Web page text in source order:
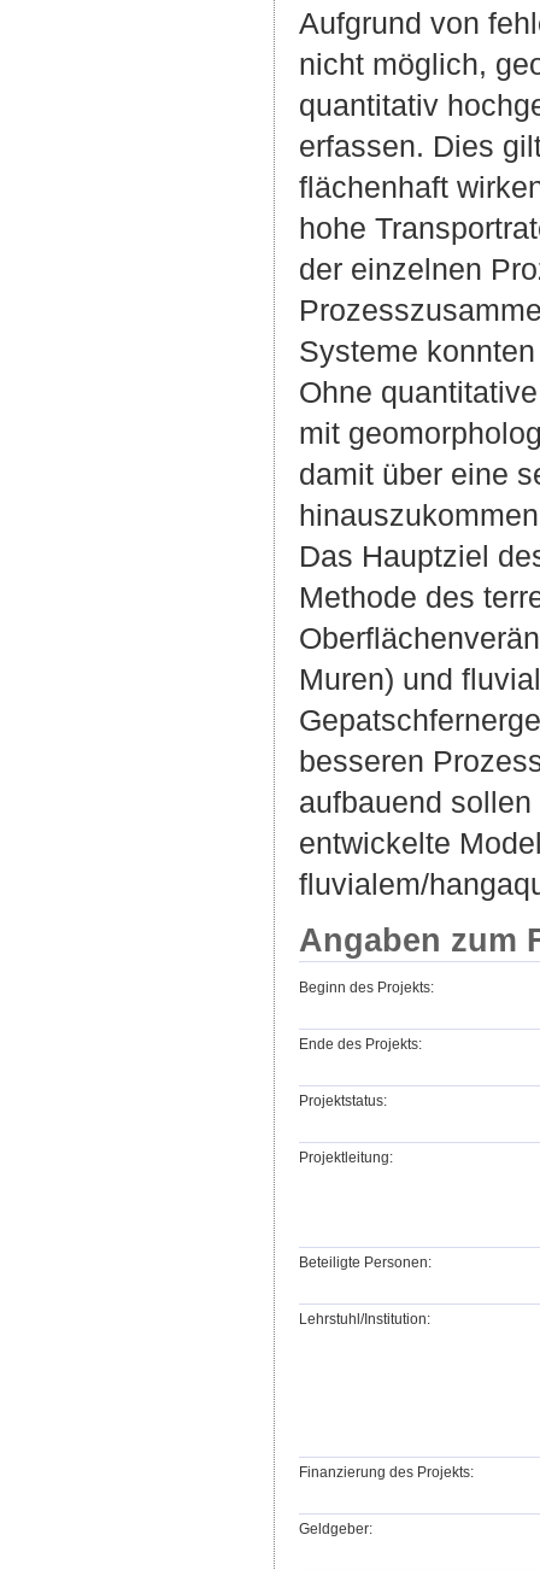
Aufgrund von
nicht möglich,
quantitativ
erfassen. Dies
flächenhaft
hohe
der einzelnen
Systeme
Ohne
mit
damit über eine
Das Hauptziel
Methode des
Muren) und
besseren
aufbauend
entwickelte
fluvialem/
Angaben zum
Beginn des Projekts:
Ende des Projekts:
Projektstatus:
Projektleitung:
Beteiligte Personen:
Lehrstuhl/Institution:
Finanzierung des Projekts:
Geldgeber: